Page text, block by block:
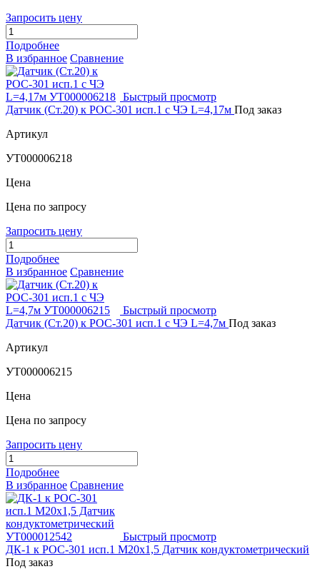
Запросить цену
Подробнее
В избранное Сравнение
Быстрый просмотр
Датчик (Ст.20) к РОС-301 исп.1 с ЧЭ L=4,17м Под заказ
Артикул
УТ000006218
Цена
Цена по запросу
Запросить цену
Подробнее
В избранное Сравнение
Быстрый просмотр
Датчик (Ст.20) к РОС-301 исп.1 с ЧЭ L=4,7м Под заказ
Артикул
УТ000006215
Цена
Цена по запросу
Запросить цену
Подробнее
В избранное Сравнение
Быстрый просмотр
ДК-1 к РОС-301 исп.1 М20х1,5 Датчик кондуктометрический
Под заказ